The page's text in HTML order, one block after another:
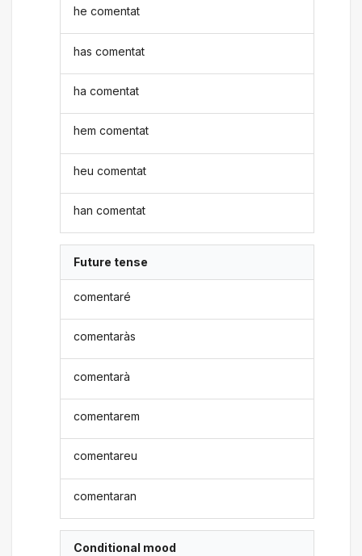
he comentat
has comentat
ha comentat
hem comentat
heu comentat
han comentat
Future tense
comentaré
comentaràs
comentarà
comentarem
comentareu
comentaran
Conditional mood